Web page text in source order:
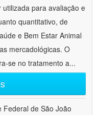
para avaliação e
quantitativo, de
e Bem Estar Animal
mercadológicas. O
se no tratamento a...
Federal de São João